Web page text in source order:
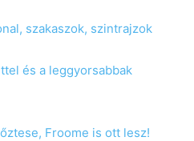
szakaszok, szintrajzok
és a leggyorsabbak
Froome is ott lesz!